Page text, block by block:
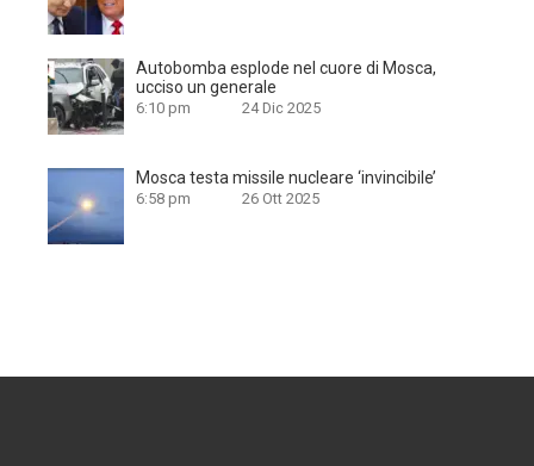
Autobomba esplode nel cuore di Mosca,
ucciso un generale
6:10 pm 24 Dic 2025
Mosca testa missile nucleare ‘invincibile’
6:58 pm 26 Ott 2025